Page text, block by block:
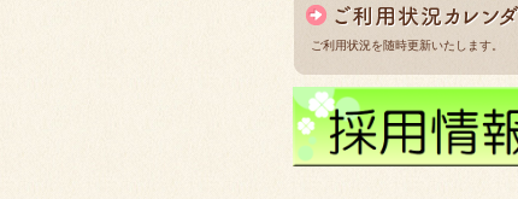
ご利用状況を随時更新いたします。